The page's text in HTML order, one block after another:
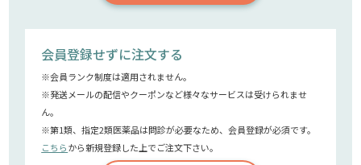
会員登録せずに注文する
※会員ランク制度は適用されません。
※発送メールの配信やクーポンなど様々なサービスは受けられませ
ん。
※第1類、指定2類医薬品は問診が必要なため、会員登録が必須です。
こちらから新規登録した上でご注文下さい。